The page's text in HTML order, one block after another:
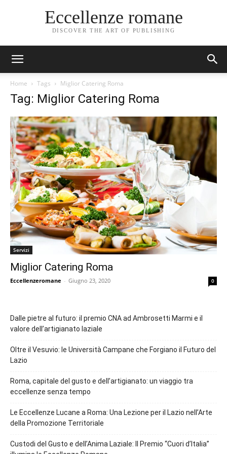
Eccellenze romane
DISCOVER THE ART OF PUBLISHING
Home Tags Miglior Catering Roma
Tag: Miglior Catering Roma
Servizi
Miglior Catering Roma
Eccellenzeromane - Giugno 23, 2020 0
Dalle pietre al futuro: il premio CNA ad Ambrosetti Marmi e il
valore dell’artigianato laziale
Oltre il Vesuvio: le Università Campane che Forgiano il Futuro del
Lazio
Roma, capitale del gusto e dell’artigianato: un viaggio tra
eccellenze senza tempo
Le Eccellenze Lucane a Roma: Una Lezione per il Lazio nell’Arte
della Promozione Territoriale
Custodi del Gusto e dell’Anima Laziale: Il Premio “Cuori d’Italia”